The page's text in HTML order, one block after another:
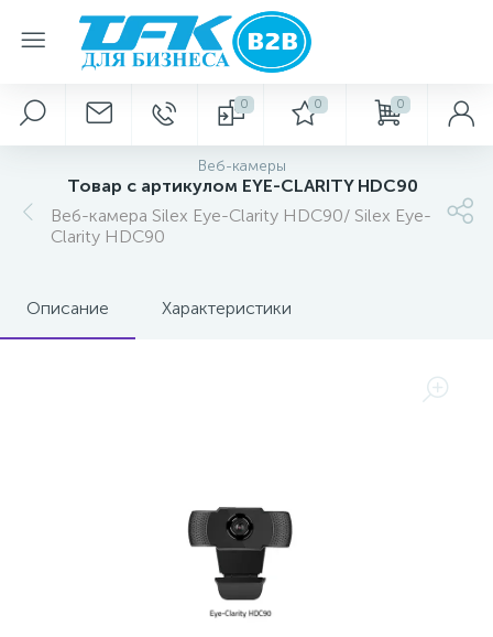
0 0 0
Веб-камеры
Товар с артикулом EYE-CLARITY HDC90
Веб-камера Silex Eye-Clarity HDC90/ Silex Eye-
Clarity HDC90
Описание Характеристики